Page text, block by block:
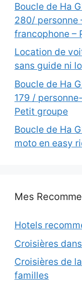
Boucle de Ha
280/ personne
francophone –
Location de
sans guide ni
Boucle de Ha
179 /
Petit groupe
Boucle de Ha
moto en easy
Mes
Hotels
Croisières
Croisières de
familles